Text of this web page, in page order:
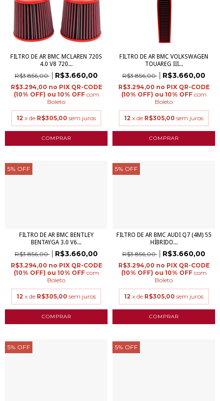
FILTRO DE AR BMC MCLAREN 720S
4.0 V8 720...
R$3.856,00 R$3.660,00
R$3.294,00
com
Boleto
12 x de R$305,00 sem juros
FILTRO DE AR BMC VOLKSWAGEN
TOUAREG III...
R$3.856,00 R$3.660,00
R$3.294,00
com
Boleto
12 x de R$305,00 sem juros
5% OFF
FILTRO DE AR BMC BENTLEY
BENTAYGA 3.0 V6...
R$3.856,00 R$3.660,00
R$3.294,00
com
Boleto
12 x de R$305,00 sem juros
5% OFF
FILTRO DE AR BMC AUDI Q7 (4M) 55
HÍBRIDO...
R$3.856,00 R$3.660,00
R$3.294,00
com
Boleto
12 x de R$305,00 sem juros
5% OFF 5% OFF